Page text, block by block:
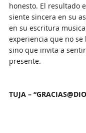
honesto. El resultado
siente sincera en su
en su escritura
experiencia que no
sino que invita a
presente.
TUJA –